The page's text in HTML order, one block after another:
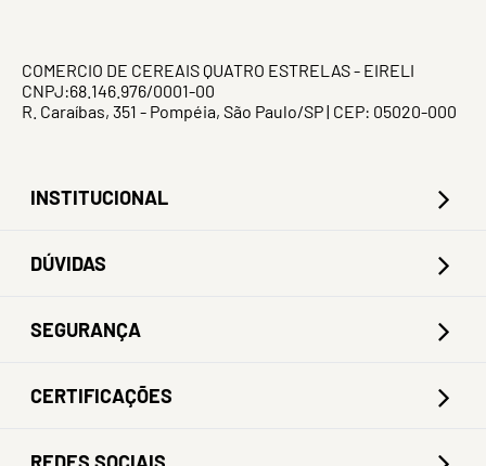
COMERCIO DE CEREAIS QUATRO ESTRELAS - EIRELI
CNPJ:68.146.976/0001-00
R. Caraíbas, 351 - Pompéia, São Paulo/SP | CEP: 05020-000
INSTITUCIONAL
DÚVIDAS
SEGURANÇA
CERTIFICAÇÕES